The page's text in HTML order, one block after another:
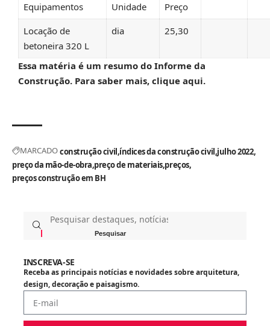
Equipamentos Unidade
Preço
Locação de
betoneira 320 L
dia 25,30
Essa matéria é um resumo do Informe da
Construção. Para saber mais, clique aqui.
MARCADOconstrução civil índices da construção civil julho 2022
preço da mão-de-obra preço de materiais preços
preços construção em BH
INSCREVA-SE
Receba as principais notícias e novidades sobre arquitetura,
design, decoração e paisagismo.